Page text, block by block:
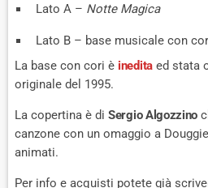
Lato A – Notte Magica
Lato B – base musicale con
La base con cori è ineditaed stata
originale del 1995.
La copertina è di Sergio Algozzino
canzone con un omaggio a
animati.
Per info e acquisti potete già